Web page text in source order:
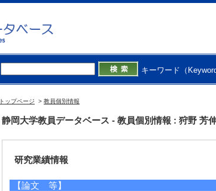
キーワード（Keyword
トップページ > 教員個別情報
静岡大学教員データベース - 教員個別情報 : 狩野 芳
・言語処理学会
http://kanolab.net/kano/
【研究シーズ】
電子情報通信[URL]
研究業績情報
【論文 等】